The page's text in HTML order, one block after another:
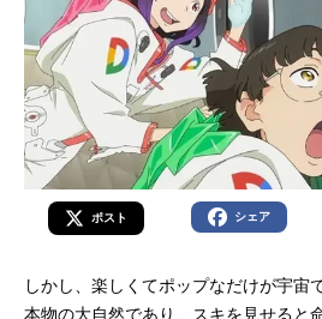
ポスト シェア
しかし、楽しくてポップなだけが宇宙
本物の大自然であり、スキを見せると